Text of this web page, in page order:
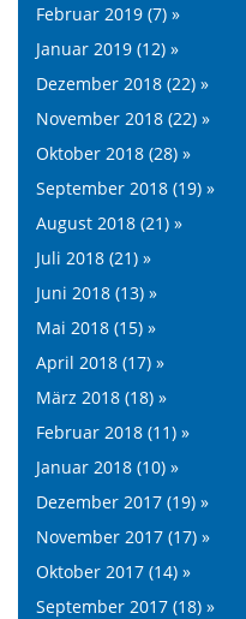
Februar 2019 (7) »
Januar 2019 (12) »
Dezember 2018 (22) »
November 2018 (22) »
Oktober 2018 (28) »
September 2018 (19) »
August 2018 (21) »
Juli 2018 (21) »
Juni 2018 (13) »
Mai 2018 (15) »
April 2018 (17) »
März 2018 (18) »
Februar 2018 (11) »
Januar 2018 (10) »
Dezember 2017 (19) »
November 2017 (17) »
Oktober 2017 (14) »
September 2017 (18) »